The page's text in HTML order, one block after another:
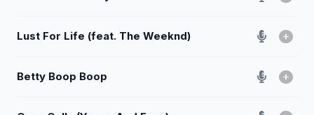
Lust For Life (feat. The Weeknd)
Betty Boop Boop